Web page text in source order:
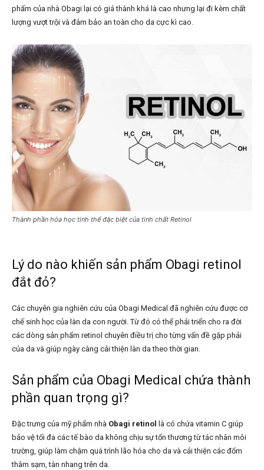
phẩm của nhà Obagi lại có giá thành khá là cao nhưng lại đi kèm chất
lượng vượt trội và đảm bảo an toàn cho da cực kì cao.
Thành phần hóa học tinh thể đặc biệt của tinh chất Retinol
Lý do nào khiến sản phẩm Obagi retinol
đắt đỏ?
Các chuyên gia nghiên cứu của Obagi Medical đã nghiên cứu được cơ
chế sinh học của làn da con người. Từ đó có thể phải triển cho ra đời
các dòng sản phẩm retinol chuyên điều trị cho từng vấn đề gặp phải
của da và giúp ngày càng cải thiện làn da theo thời gian.
Sản phẩm của Obagi Medical chứa thành
phần quan trọng gì?
Đặc trưng của mỹ phẩm nhà Obagi retinol
là có chứa vitamin C giúp
bảo vệ tối đa các tế bào da không chịu sự tổn thương từ tác nhân môi
trường, giúp làm chậm quá trình lão hóa cho da và cải thiện các đốm
thâm sạm, tàn nhang trên da.